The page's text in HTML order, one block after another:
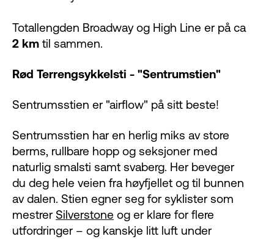
Totallengden Broadway og High Line er på ca
2 km til sammen.
Rød Terrengsykkelsti - "Sentrumstien"
Sentrumsstien er "airflow" på sitt beste!
Sentrumsstien har en herlig miks av store
berms, rullbare hopp og seksjoner med
naturlig smalsti samt svaberg. Her beveger
du deg hele veien fra høyfjellet og til bunnen
av dalen. Stien egner seg for syklister som
mestrer Silverstone og er klare for flere
utfordringer – og kanskje litt luft under